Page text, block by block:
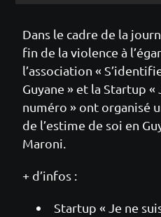
Dans le cadre de la
fin de la violence à
l’association «
Guyane » et la Startup «
numéro » ont organisé
de l’estime de soi en
Maroni.
+ d’infos :
Startup « Je ne